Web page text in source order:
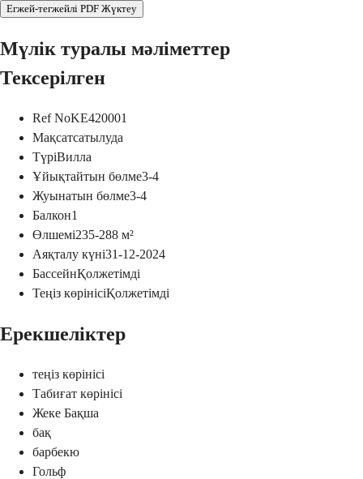
Егжей-тегжейлі PDF Жүктеу
Мүлік туралы мәліметтер
Тексерілген
Ref NoKE420001
Мақсатсатылуда
ТүріВилла
Ұйықтайтын бөлме3-4
Жуынатын бөлме3-4
Балкон1
Өлшемі235-288 м²
Аяқталу күні31-12-2024
БассейнҚолжетімді
Теңіз көрінісіҚолжетімді
Ерекшеліктер
теңіз көрінісі
Табиғат көрінісі
Жеке Бақша
бақ
барбекю
Гольф